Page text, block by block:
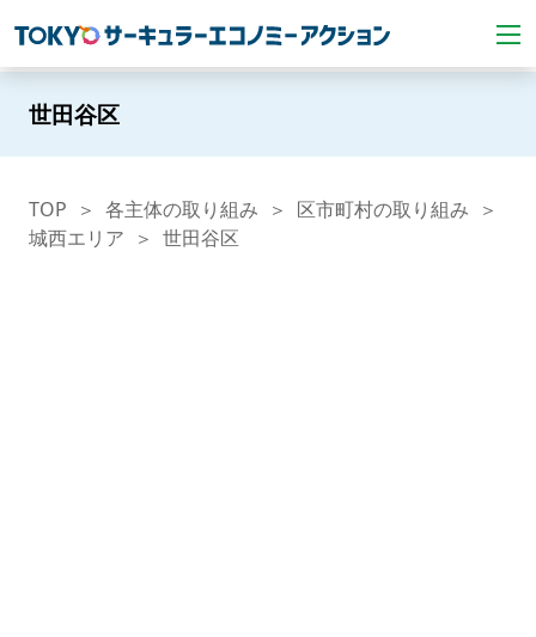
世田谷区
TOP 各主体の取り組み
区市町村の取り組み
城西エリア
世田谷区